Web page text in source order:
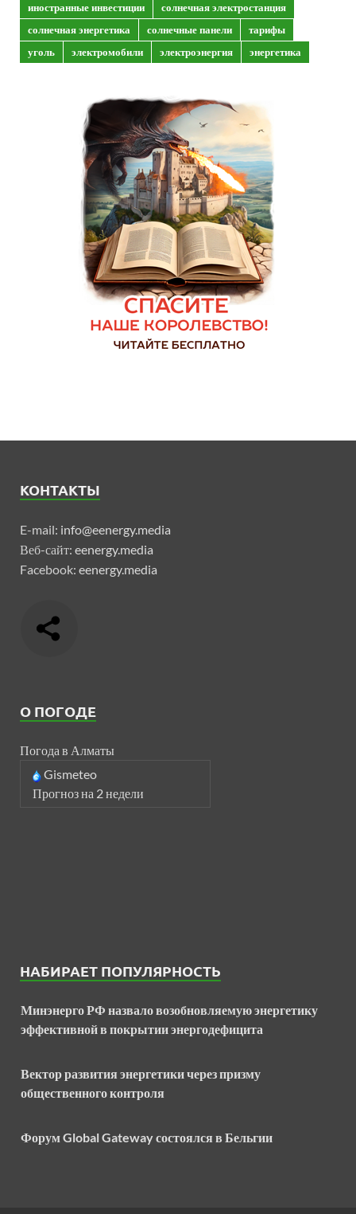
иностранные инвестиции
солнечная электростанция
солнечная энергетика
солнечные панели
тарифы
уголь
электромобили электроэнергия энергетика
КОНТАКТЫ
E-mail: info@eenergy.media
Веб-сайт: eenergy.media
Facebook: eenergy.media
О ПОГОДЕ
Погода в Алматы
Gismeteo
Прогноз на 2 недели
НАБИРАЕТ ПОПУЛЯРНОСТЬ
Минэнерго РФ назвало возобновляемую энергетику
эффективной в покрытии энергодефицита
Вектор развития энергетики через призму
общественного контроля
Форум Global Gateway состоялся в Бельгии